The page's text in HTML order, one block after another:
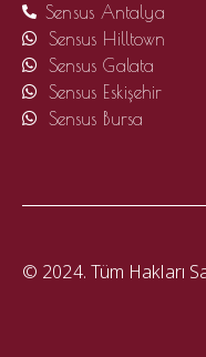
Sensus Antalya
Sensus Hilltown
Sensus Galata
Sensus Eskişehir
Sensus Bursa
© 2024. Tüm Hakları